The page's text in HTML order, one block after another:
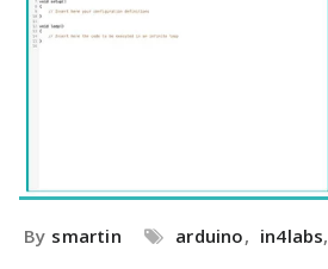
By smartin arduino, in4labs,